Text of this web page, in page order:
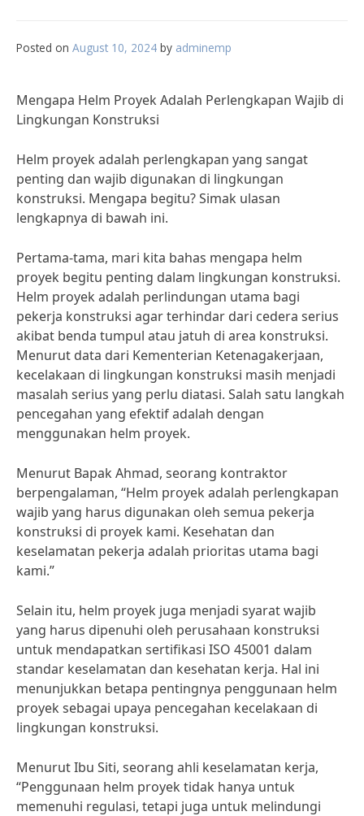
Posted on August 10, 2024 by adminemp
Mengapa Helm Proyek Adalah Perlengkapan Wajib di
Lingkungan Konstruksi
Helm proyek adalah perlengkapan yang sangat
penting dan wajib digunakan di lingkungan
konstruksi. Mengapa begitu? Simak ulasan
lengkapnya di bawah ini.
Pertama-tama, mari kita bahas mengapa helm
proyek begitu penting dalam lingkungan konstruksi.
Helm proyek adalah perlindungan utama bagi
pekerja konstruksi agar terhindar dari cedera serius
akibat benda tumpul atau jatuh di area konstruksi.
Menurut data dari Kementerian Ketenagakerjaan,
kecelakaan di lingkungan konstruksi masih menjadi
masalah serius yang perlu diatasi. Salah satu langkah
pencegahan yang efektif adalah dengan
menggunakan helm proyek.
Menurut Bapak Ahmad, seorang kontraktor
berpengalaman, “Helm proyek adalah perlengkapan
wajib yang harus digunakan oleh semua pekerja
konstruksi di proyek kami. Kesehatan dan
keselamatan pekerja adalah prioritas utama bagi
kami.”
Selain itu, helm proyek juga menjadi syarat wajib
yang harus dipenuhi oleh perusahaan konstruksi
untuk mendapatkan sertifikasi ISO 45001 dalam
standar keselamatan dan kesehatan kerja. Hal ini
menunjukkan betapa pentingnya penggunaan helm
proyek sebagai upaya pencegahan kecelakaan di
lingkungan konstruksi.
Menurut Ibu Siti, seorang ahli keselamatan kerja,
“Penggunaan helm proyek tidak hanya untuk
memenuhi regulasi, tetapi juga untuk melindungi